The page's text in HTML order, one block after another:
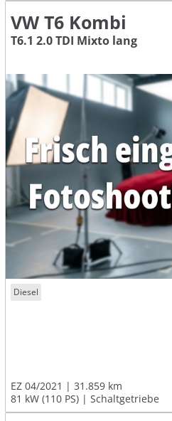
VW T6 Kombi
T6.1 2.0 TDI Mixto lang
Diesel
EZ 04/2021
31.859 km
81 kW (110 PS)
Schaltgetriebe